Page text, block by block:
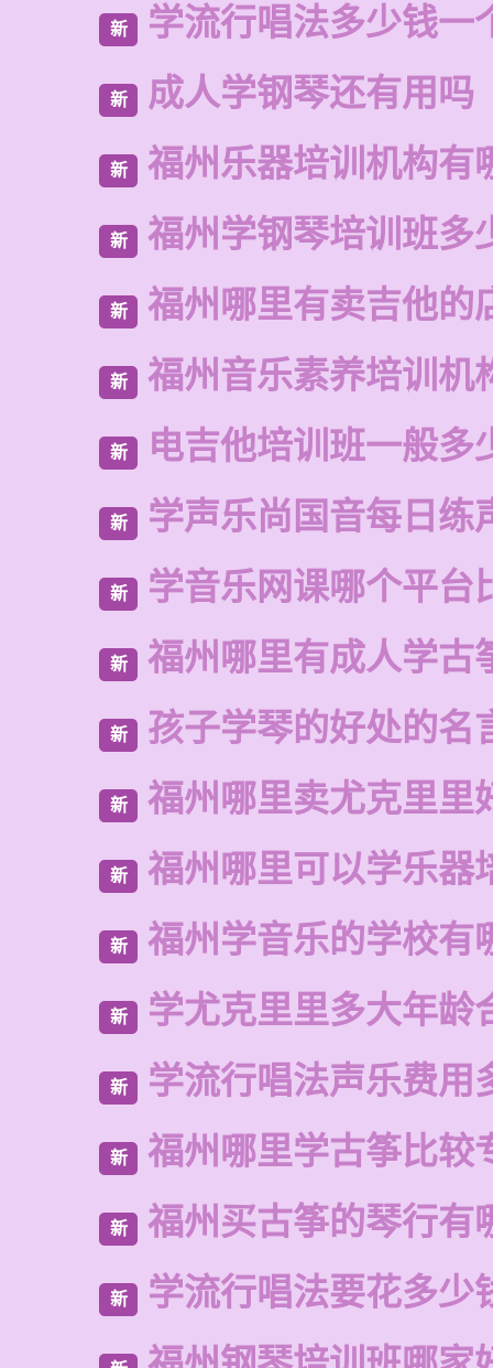
新 学流行唱法多少钱一
新 成人学钢琴还有用吗
新 福州乐器培训机构有
新 福州学钢琴培训班多
新 福州哪里有卖吉他的
新 福州音乐素养培训机
新 电吉他培训班一般多
新 学声乐尚国音每日练
新 学音乐网课哪个平台
新 福州哪里有成人学古
新 孩子学琴的好处的名
新 福州哪里卖尤克里里
新 福州哪里可以学乐器
新 福州学音乐的学校有
新 学尤克里里多大年龄
新 学流行唱法声乐费用
新 福州哪里学古筝比较
新 福州买古筝的琴行有
新 学流行唱法要花多少